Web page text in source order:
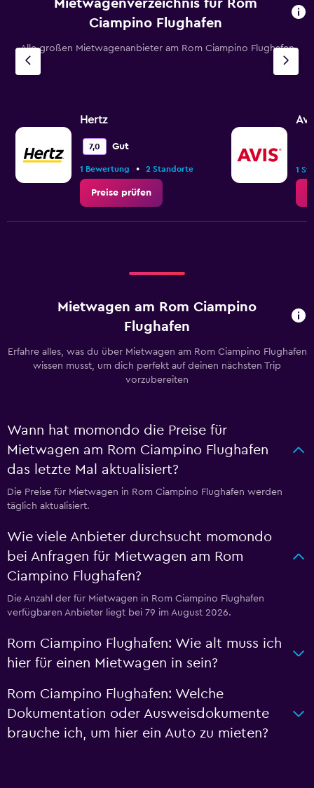
Mietwagenverzeichnis für Rom
Ciampino Flughafen
Alle großen Mietwagenanbieter am Rom Ciampino Flughafen
Hertz
7,0 Gut
1 Bewertung • 2 Standorte
Preise prüfen
1
Mietwagen am Rom Ciampino
Flughafen
Erfahre alles, was du über Mietwagen am Rom Ciampino Flughafen
wissen musst, um dich perfekt auf deinen nächsten Trip
vorzubereiten
Wann hat momondo die Preise für
Mietwagen am Rom Ciampino Flughafen
das letzte Mal aktualisiert?
Die Preise für Mietwagen in Rom Ciampino Flughafen werden
täglich aktualisiert.
Wie viele Anbieter durchsucht momondo
bei Anfragen für Mietwagen am Rom
Ciampino Flughafen?
Die Anzahl der für Mietwagen in Rom Ciampino Flughafen
verfügbaren Anbieter liegt bei 79 im August 2026.
Rom Ciampino Flughafen: Wie alt muss ich
hier für einen Mietwagen in sein?
Rom Ciampino Flughafen: Welche
Dokumentation oder Ausweisdokumente
brauche ich, um hier ein Auto zu mieten?